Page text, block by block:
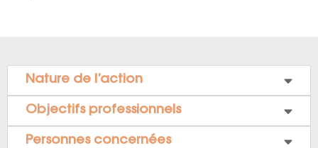
Nature de l’action
Objectifs professionnels
Personnes concernées